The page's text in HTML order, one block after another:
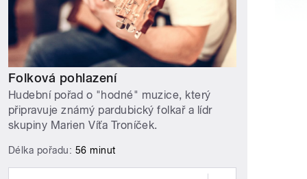
Folková pohlazení
Hudební pořad o "hodné" muzice, který
připravuje známý pardubický folkař a lídr
skupiny Marien Víťa Troníček.
Délka pořadu: 56 minut